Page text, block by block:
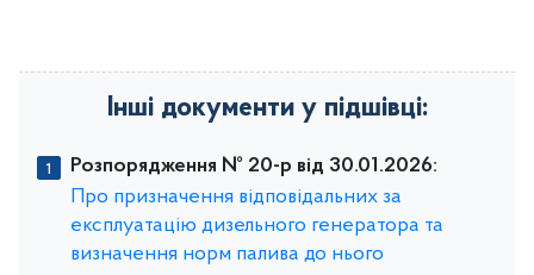
Інші документи у підшівці:
Розпорядження № 20-р від 30.01.2026:
Про призначення відповідальних за
експлуатацію дизельного генератора та
визначення норм палива до нього